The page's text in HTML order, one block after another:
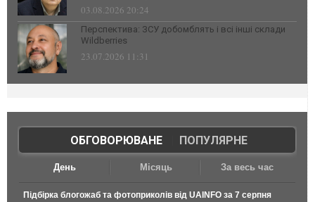
03.08.2026 20:24
Перспектива: ЗСУ добомблять і всі інші склади
Wildberries
23.07.2026 11:31
ОБГОВОРЮВАНЕ| ПОПУЛЯРНЕ
День Місяць За весь час
Підбірка блогожаб та фотоприколів від UAINFO за 7 серпня